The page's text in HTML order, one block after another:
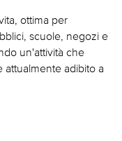
ottima per
scuole, negozi e
un'attività che
adibito a